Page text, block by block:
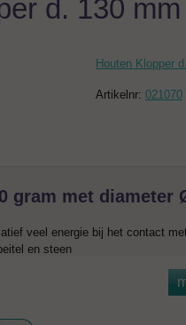
d. 130
Houten Klopper
Artikelnr: 021070
gram met diameter
veel energie bij het contact
en steen